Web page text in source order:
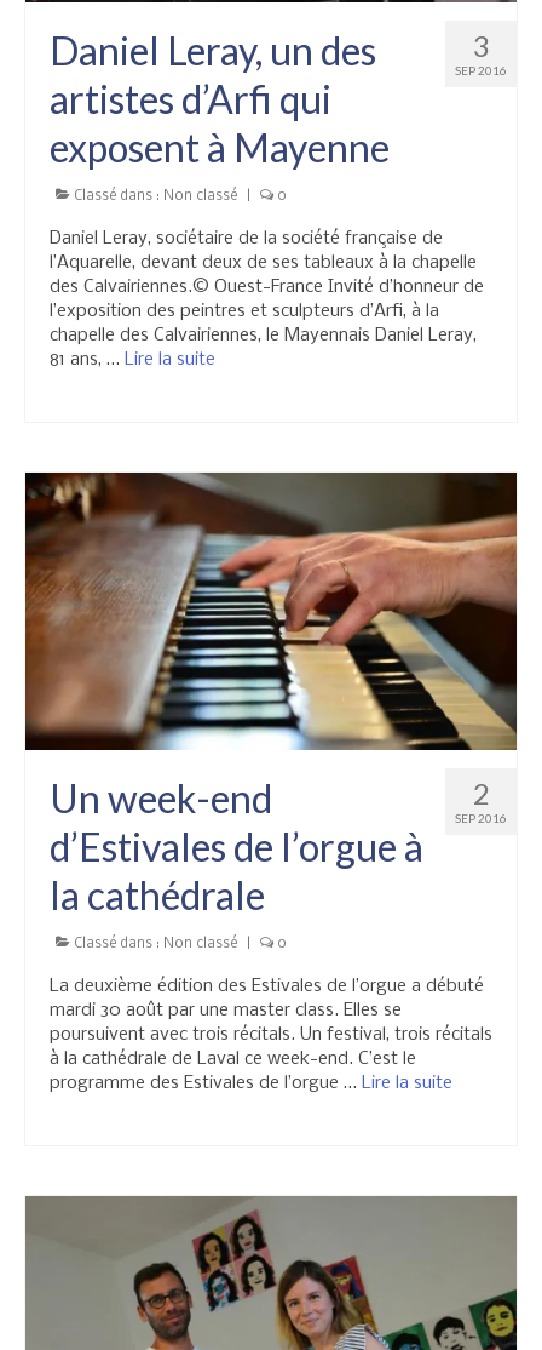
3
SEP 2016
Daniel Leray, un des
artistes d’Arfi qui
exposent à Mayenne
Classé dans : Non classé 0
Daniel Leray, sociétaire de la société française de
l’Aquarelle, devant deux de ses tableaux à la chapelle
des Calvairiennes.© Ouest-France Invité d’honneur de
l’exposition des peintres et sculpteurs d’Arfi, à la
chapelle des Calvairiennes, le Mayennais Daniel Leray,
81 ans, … Lire la suite­­
2
SEP 2016
Un week-end
d’Estivales de l’orgue à
la cathédrale
Classé dans : Non classé 0
La deuxième édition des Estivales de l’orgue a débuté
mardi 30 août par une master class. Elles se
poursuivent avec trois récitals. Un festival, trois récitals
à la cathédrale de Laval ce week-end. C’est le
programme des Estivales de l’orgue … Lire la suite­­